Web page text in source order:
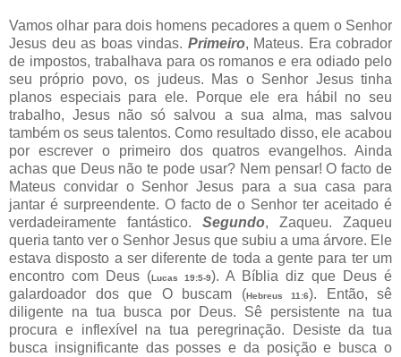
Vamos olhar para dois homens pecadores a quem o Senhor
Jesus deu as boas vindas. Primeiro, Mateus. Era cobrador
de impostos, trabalhava para os romanos e era odiado pelo
seu próprio povo, os judeus. Mas o Senhor Jesus tinha
planos especiais para ele. Porque ele era hábil no seu
trabalho, Jesus não só salvou a sua alma, mas salvou
também os seus talentos. Como resultado disso, ele acabou
por escrever o primeiro dos quatros evangelhos. Ainda
achas que Deus não te pode usar? Nem pensar! O facto de
Mateus convidar o Senhor Jesus para a sua casa para
jantar é surpreendente. O facto de o Senhor ter aceitado é
verdadeiramente fantástico. Segundo, Zaqueu. Zaqueu
queria tanto ver o Senhor Jesus que subiu a uma árvore. Ele
estava disposto a ser diferente de toda a gente para ter um
encontro com Deus (Lucas 19:5-9). A Bíblia diz que Deus é
galardoador dos que O buscam (Hebreus 11:6). Então, sê
diligente na tua busca por Deus. Sê persistente na tua
procura e inflexível na tua peregrinação. Desiste da tua
busca insignificante das posses e da posição e busca o